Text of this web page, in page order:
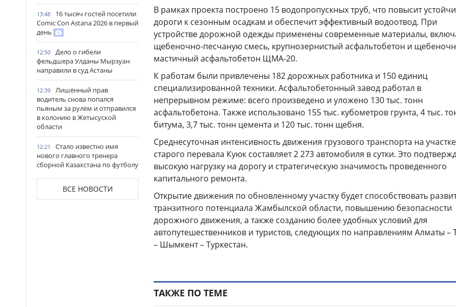
13:48
16 тысяч гостей посетили
Comic Con Astana 2026 в первый
день
12:50
Дело о гибели
фельдшера Улданы Мырзуан
направили в суд Астаны
12:39
Лишённый прав
водитель снова попался
пьяным за рулём и отправился
в колонию в Жетысуской
области
12:21
Стало известно имя
нового главного тренера
сборной Казахстана по футболу
Выборы депутатов
Курултая: как узнать свой
избирательный участок
ВСЕ НОВОСТИ
В рамках проекта построено 15 водопропускных труб, что повысит
дороги к сезонным осадкам и обеспечит эффективный водоотвод. При
устройстве дорожной одежды применены современные материалы,
щебеночно-песчаную смесь, крупнозернистый асфальтобетон и
мастичный асфальтобетон ЩМА-20.
К работам были привлечены 182 дорожных работника и 150 единиц
специализированной техники. Асфальтобетонный завод работал в
непрерывном режиме: всего произведено и уложено 130 тыс. тонн
асфальтобетона. Также использовано 155 тыс. кубометров грунта, 4 тыс.
битума, 3,7 тыс. тонн цемента и 120 тыс. тонн щебня.
Среднесуточная интенсивность движения грузового транспорта на участке
старого перевала Куюк составляет 2 273 автомобиля в сутки. Это
высокую нагрузку на дорогу и стратегическую значимость проведенного
капитального ремонта.
Открытие движения по обновленному участку будет способствовать
транзитного потенциала Жамбылской области, повышению безопасности
дорожного движения, а также созданию более удобных условий для
автопутешественников и туристов, следующих по направлениям Алматы –
– Шымкент – Туркестан.
ТАКЖЕ ПО ТЕМЕ